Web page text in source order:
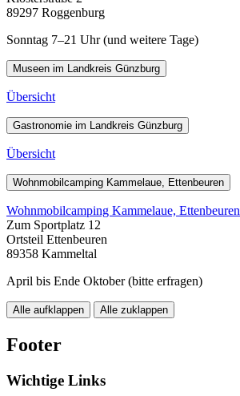
89297 Roggenburg
Sonntag 7–21 Uhr (und weitere Tage)
Museen im Landkreis Günzburg
Übersicht
Gastronomie im Landkreis Günzburg
Übersicht
Wohnmobilcamping Kammelaue, Ettenbeuren
Wohnmobilcamping Kammelaue, Ettenbeuren
Zum Sportplatz 12
Ortsteil Ettenbeuren
89358 Kammeltal
April bis Ende Oktober (bitte erfragen)
Alle aufklappen Alle zuklappen
Footer
Wichtige Links